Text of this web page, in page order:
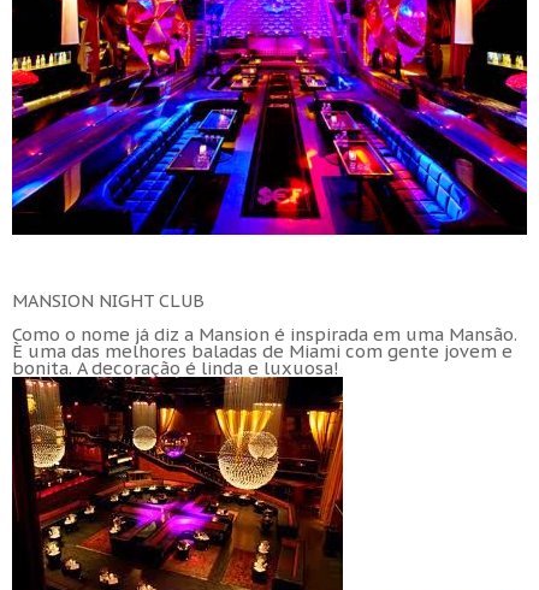
MANSION NIGHT CLUB
Como o nome já diz a Mansion é inspirada em uma Mansão.
È uma das melhores baladas de Miami com gente jovem e
bonita. A decoração é linda e luxuosa!